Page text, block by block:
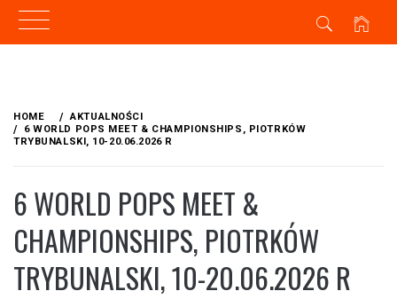
content
HOME
AKTUALNOŚCI
6 WORLD POPS MEET & CHAMPIONSHIPS, PIOTRKÓW
TRYBUNALSKI, 10-20.06.2026 R
6 WORLD POPS MEET &
CHAMPIONSHIPS, PIOTRKÓW
TRYBUNALSKI, 10-20.06.2026 R